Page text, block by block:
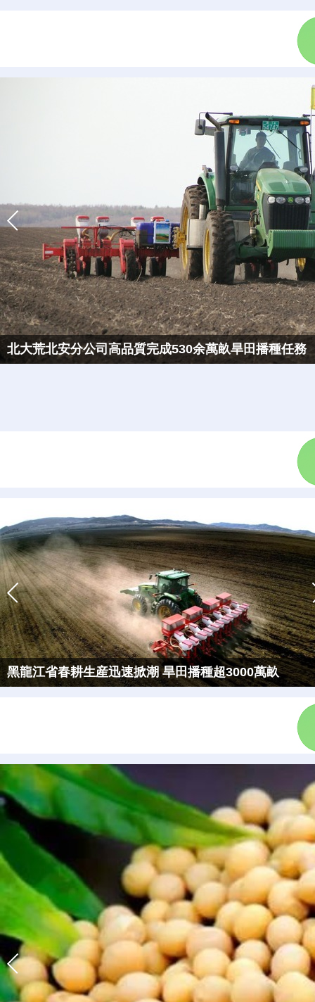
北大荒北安分公司高品質完成530余萬畝旱田播種任務
黑龍江省春耕生産迅速掀潮 旱田播種超3000萬畝